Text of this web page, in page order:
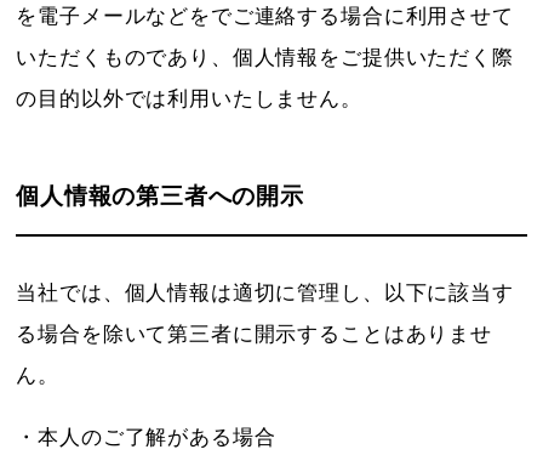
を電子メールなどをでご連絡する場合に利用させて
いただくものであり、個人情報をご提供いただく際
の目的以外では利用いたしません。
個人情報の第三者への開示
当社では、個人情報は適切に管理し、以下に該当す
る場合を除いて第三者に開示することはありませ
ん。
・本人のご了解がある場合